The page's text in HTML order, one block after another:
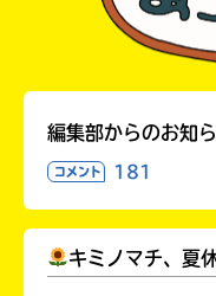
編集部からのお知
コメント 181
キミノマチ、夏